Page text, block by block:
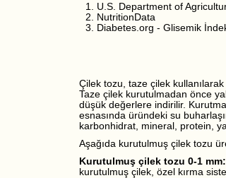
U.S. Department of
NutritionData
Diabetes.org - Glisemik
Çilek tozu, taze çilek
Taze çilek kurutulmadan önce
düşük değerlere indirilir.
esnasında üründeki su
karbonhidrat, mineral, protein,
Aşağıda kurutulmuş çilek tozu
Kurutulmuş çilek tozu 0-1 mm:
kurutulmuş çilek, özel kırma